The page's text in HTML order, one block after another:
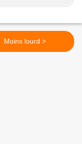
Moins lourd >